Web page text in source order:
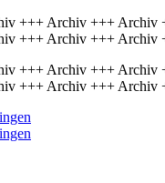
+++ Archiv +++
+++ Archiv +++
+++ Archiv +++
+++ Archiv +++